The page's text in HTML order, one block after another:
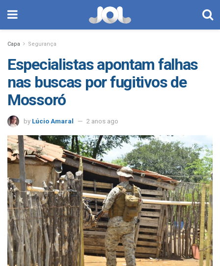
Capa Segurança
Especialistas apontam falhas
nas buscas por fugitivos de
Mossoró
by Lúcio Amaral 2 anos ago